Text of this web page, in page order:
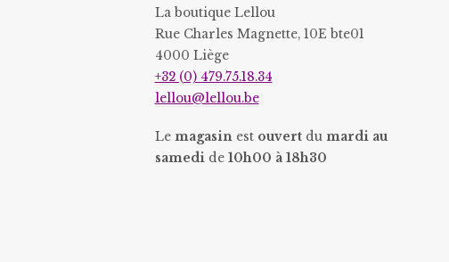
La boutique Lellou
Rue Charles Magnette, 10E bte01
4000 Liège
+32 (0) 479.75.18.34
lellou@lellou.be
Le magasinest ouvertdu mardi au
samedide 10h00 à 18h30